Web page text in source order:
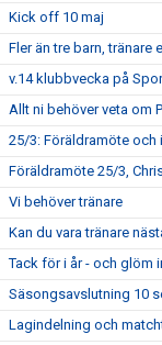
Kick off 10 maj
Fler än tre barn, tränare
v.14 klubbvecka på
Allt ni behöver veta om
25/3: Föräldramöte och
Föräldramöte 25/3,
Vi behöver tränare
Kan du vara tränare
Tack för i år - och glöm
Säsongsavslutning 10
Lagindelning och